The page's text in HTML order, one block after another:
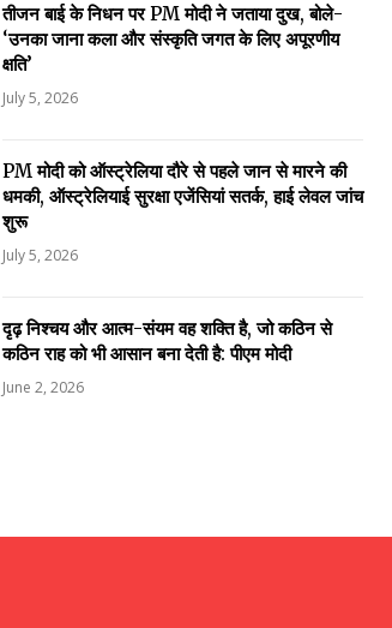
तीजन बाई के निधन पर PM मोदी ने जताया दुख, बोले-
‘उनका जाना कला और संस्कृति जगत के लिए अपूरणीय
क्षति’
July 5, 2026
PM मोदी को ऑस्ट्रेलिया दौरे से पहले जान से मारने की
धमकी, ऑस्ट्रेलियाई सुरक्षा एजेंसियां सतर्क, हाई लेवल जांच
शुरू
July 5, 2026
दृढ़ निश्चय और आत्म-संयम वह शक्ति है, जो कठिन से
कठिन राह को भी आसान बना देती है: पीएम मोदी
June 2, 2026